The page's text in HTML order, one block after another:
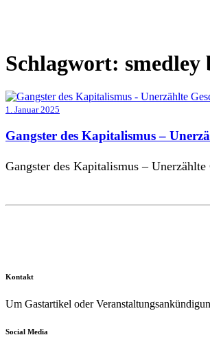
Schlagwort:
1. Januar 2025
Gangster des Kapitalismus –
Gangster des Kapitalismus –
Kontakt
Um Gastartikel oder
Social Media